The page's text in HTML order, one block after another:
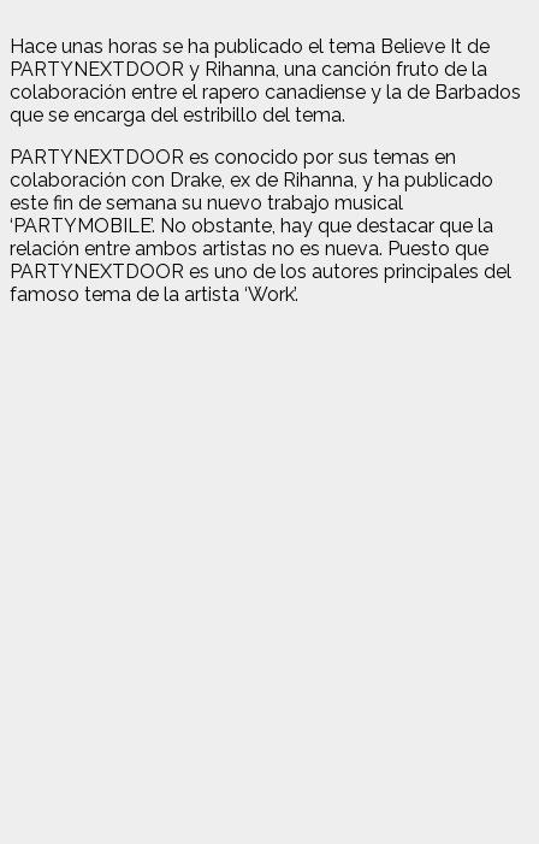
Hace unas horas se ha publicado el tema Believe It de
PARTYNEXTDOOR y Rihanna, una canción fruto de la
colaboración entre el rapero canadiense y la de Barbados
que se encarga del estribillo del tema.
PARTYNEXTDOOR es conocido por sus temas en
colaboración con Drake, ex de Rihanna, y ha publicado
este fin de semana su nuevo trabajo musical
‘PARTYMOBILE’. No obstante, hay que destacar que la
relación entre ambos artistas no es nueva. Puesto que
PARTYNEXTDOOR es uno de los autores principales del
famoso tema de la artista ‘Work’.